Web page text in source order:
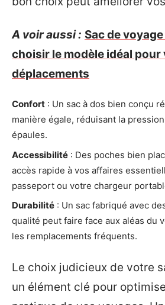
A voir aussi : Sac de
choisir le modèle idéal pour
déplacements
Confort : Un sac à dos bien conçu
manière égale, réduisant la
épaules.
Accessibilité : Des poches bien
accès rapide à vos affaires
passeport ou votre chargeur
Durabilité : Un sac fabriqué avec
qualité peut faire face aux aléas du
les remplacements fréquents.
Le choix judicieux de votre
un élément clé pour